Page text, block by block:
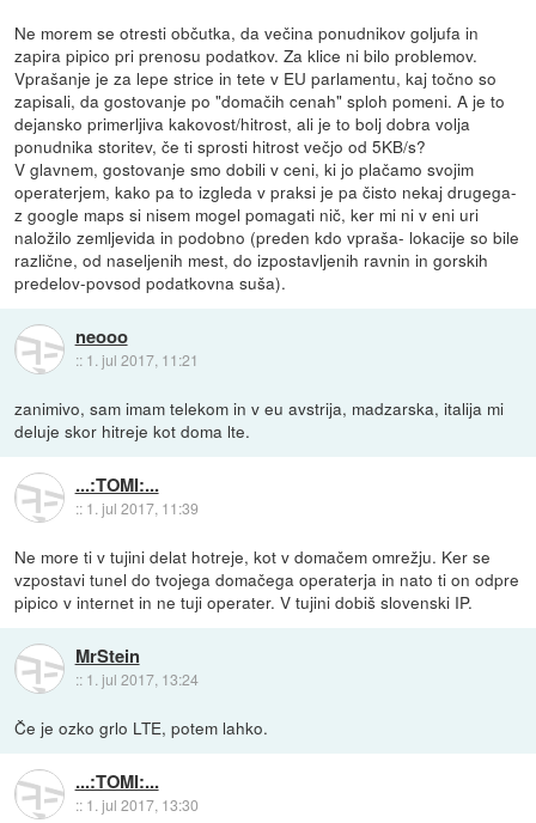
Ne morem se otresti občutka, da večina ponudnikov goljufa in
zapira pipico pri prenosu podatkov. Za klice ni bilo problemov.
Vprašanje je za lepe strice in tete v EU parlamentu, kaj točno so
zapisali, da gostovanje po "domačih cenah" sploh pomeni. A je to
dejansko primerljiva kakovost/hitrost, ali je to bolj dobra volja
ponudnika storitev, če ti sprosti hitrost večjo od 5KB/s?
V glavnem, gostovanje smo dobili v ceni, ki jo plačamo svojim
operaterjem, kako pa to izgleda v praksi je pa čisto nekaj drugega-
z google maps si nisem mogel pomagati nič, ker mi ni v eni uri
naložilo zemljevida in podobno (preden kdo vpraša- lokacije so bile
različne, od naseljenih mest, do izpostavljenih ravnin in gorskih
predelov-povsod podatkovna suša).
neooo
:: 1. jul 2017, 11:21
zanimivo, sam imam telekom in v eu avstrija, madzarska, italija mi
deluje skor hitreje kot doma lte.
...:TOMI:...
:: 1. jul 2017, 11:39
Ne more ti v tujini delat hotreje, kot v domačem omrežju. Ker se
vzpostavi tunel do tvojega domačega operaterja in nato ti on odpre
pipico v internet in ne tuji operater. V tujini dobiš slovenski IP.
MrStein
:: 1. jul 2017, 13:24
Če je ozko grlo LTE, potem lahko.
...:TOMI:...
:: 1. jul 2017, 13:30